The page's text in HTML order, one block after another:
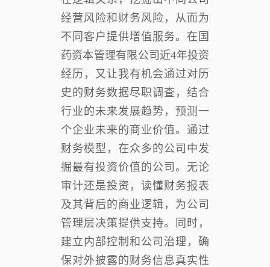
经营风险和财务风险，从而为
不同客户提供增值服务。在国
药资本管理有限公司近4年投资
经历，又让我有机会通过对历
史的财务数据尽职调查，结合
行业的未来发展趋势，预测一
个企业未来的商业价值。通过
财务模型，在众多的公司中发
掘最有投资价值的公司。无论
审计还是投资，读懂财务报表
及其背后的商业逻辑，为公司
管理层决策提供支持。同时，
建立内部控制和公司治理，确
保对外披露的财务信息真实性